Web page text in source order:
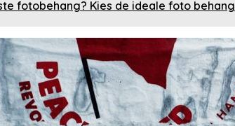
fotobehang? Kies de ideale foto behang